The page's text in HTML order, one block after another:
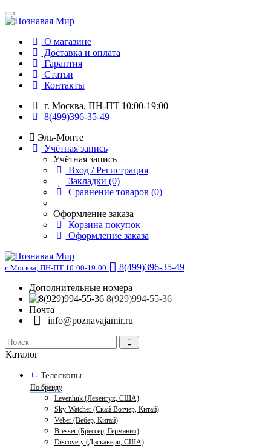
О магазине
Доставка и оплата
Гарантия
Статьи
Контакты
г. Москва, ПН-ПТ 10:00-19:00
8(499)396-35-49
Эль-Монте
Учётная запись
Учётная запись
Вход / Регистрация
Закладки (0)
Сравнение товаров (0)
Оформление заказа
Корзина покупок
Оформление заказа
г. Москва, ПН-ПТ 10:00-19:00
8(499)396-35-49
Дополнительные номера
8(929)994-55-36
Почта
info@poznavajamir.ru
Каталог
+- Телескопы
По бренду
Levenhuk (Левенгук, США)
Sky-Watcher (Скай-Вотчер, Китай)
Veber (Вебер, Китай)
Bresser (Брессер, Германия)
Discovery (Дискавери, США)